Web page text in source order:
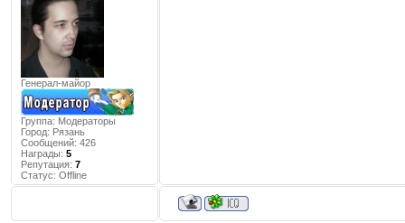
Генерал-майор
Группа: Модераторы
Город: Рязань
Сообщений: 426
Награды: 5
Репутация: 7
Статус: Offline